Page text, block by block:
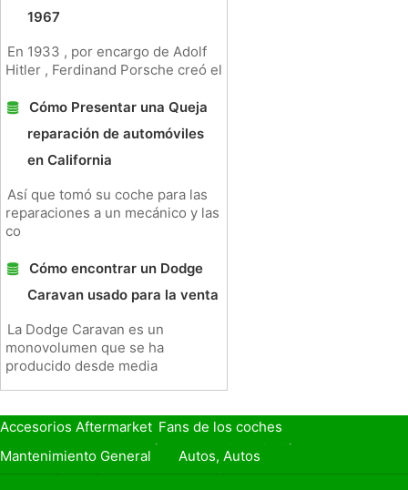
1967
En 1933 , por encargo de Adolf
Hitler , Ferdinand Porsche creó el
Cómo Presentar una Queja
reparación de automóviles
en California
Así que tomó su coche para las
reparaciones a un mecánico y las
co
Cómo encontrar un Dodge
Caravan usado para la venta
La Dodge Caravan es un
monovolumen que se ha
producido desde media
Accesorios Aftermarket Fans de los coches
Seguro de Coche
Préstamos y Financiación
Mantenimiento General
Autos, Autos
Seguridad Vial
Combustibles